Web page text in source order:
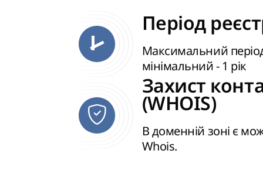
Період
Максимальний
мінімальний - 1 рік
Захист
(WHOIS)
В доменній зоні є
Whois.